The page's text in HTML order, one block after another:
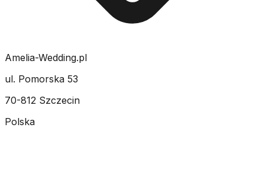
Amelia-Wedding.pl
ul. Pomorska 53
70-812 Szczecin
Polska